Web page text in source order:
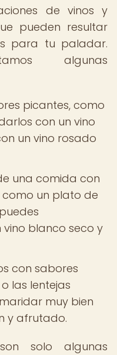
de vinos y
pueden resultar
para tu paladar.
algunas
picantes, como
con un vino
un vino rosado
una comida con
como un plato de
blanco seco y
con sabores
las lentejas
muy bien
y afrutado.
solo algunas